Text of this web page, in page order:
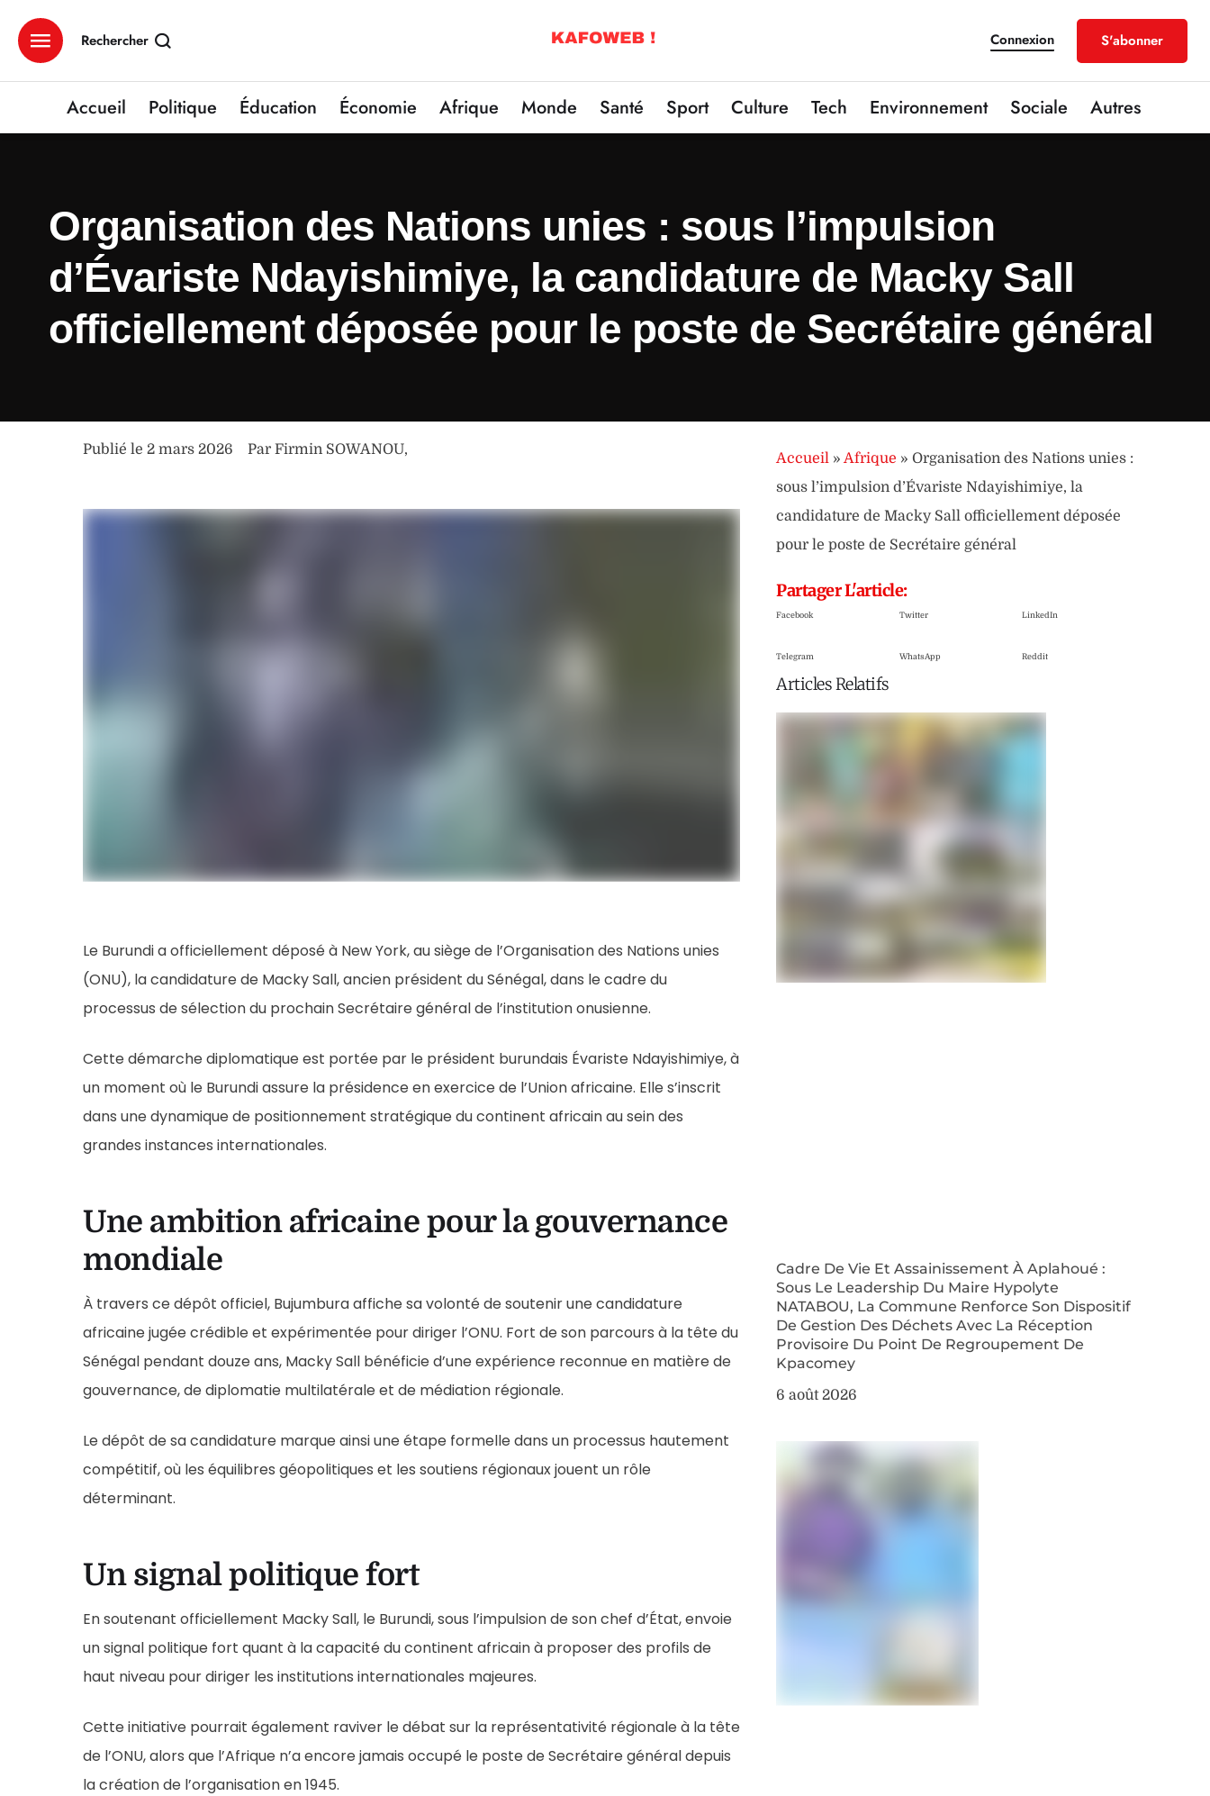
Rechercher Connexion S'abonner
Accueil Politique Éducation Économie Afrique Monde Santé Sport Culture Tech Environnement Sociale Autres
Organisation des Nations unies : sous l’impulsion
d’Évariste Ndayishimiye, la candidature de Macky Sall
officiellement déposée pour le poste de Secrétaire général
Publié le 2 mars 2026 Par Firmin SOWANOU,
Le Burundi a officiellement déposé à New York, au siège de l’Organisation des Nations unies
(ONU), la candidature de Macky Sall, ancien président du Sénégal, dans le cadre du
processus de sélection du prochain Secrétaire général de l’institution onusienne.
Cette démarche diplomatique est portée par le président burundais Évariste Ndayishimiye, à
un moment où le Burundi assure la présidence en exercice de l’Union africaine. Elle s’inscrit
dans une dynamique de positionnement stratégique du continent africain au sein des
grandes instances internationales.
Une ambition africaine pour la gouvernance
mondiale
À travers ce dépôt officiel, Bujumbura affiche sa volonté de soutenir une candidature
africaine jugée crédible et expérimentée pour diriger l’ONU. Fort de son parcours à la tête du
Sénégal pendant douze ans, Macky Sall bénéficie d’une expérience reconnue en matière de
gouvernance, de diplomatie multilatérale et de médiation régionale.
Le dépôt de sa candidature marque ainsi une étape formelle dans un processus hautement
compétitif, où les équilibres géopolitiques et les soutiens régionaux jouent un rôle
déterminant.
Un signal politique fort
En soutenant officiellement Macky Sall, le Burundi, sous l’impulsion de son chef d’État, envoie
un signal politique fort quant à la capacité du continent africain à proposer des profils de
haut niveau pour diriger les institutions internationales majeures.
Cette initiative pourrait également raviver le débat sur la représentativité régionale à la tête
de l’ONU, alors que l’Afrique n’a encore jamais occupé le poste de Secrétaire général depuis
la création de l’organisation en 1945.
Accueil » Afrique » Organisation des Nations unies :
sous l’impulsion d’Évariste Ndayishimiye, la
candidature de Macky Sall officiellement déposée
pour le poste de Secrétaire général
Partager L'article:
Facebook Twitter LinkedIn
Telegram WhatsApp Reddit
Articles Relatifs
Cadre De Vie Et Assainissement À Aplahoué :
Sous Le Leadership Du Maire Hypolyte
NATABOU, La Commune Renforce Son Dispositif
De Gestion Des Déchets Avec La Réception
Provisoire Du Point De Regroupement De
Kpacomey
6 août 2026